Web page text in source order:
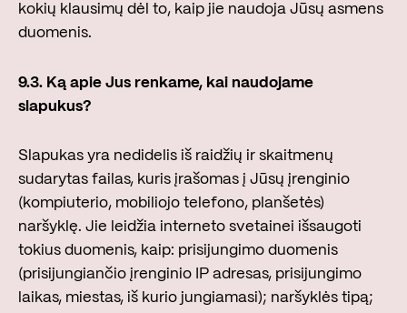
kokių klausimų dėl to, kaip jie naudoja Jūsų asmens
duomenis.
9.3. Ką apie Jus renkame, kai naudojame
slapukus?
Slapukas yra nedidelis iš raidžių ir skaitmenų
sudarytas failas, kuris įrašomas į Jūsų įrenginio
(kompiuterio, mobiliojo telefono, planšetės)
naršyklę. Jie leidžia interneto svetainei išsaugoti
tokius duomenis, kaip: prisijungimo duomenis
(prisijungiančio įrenginio IP adresas, prisijungimo
laikas, miestas, iš kurio jungiamasi); naršyklės tipą;